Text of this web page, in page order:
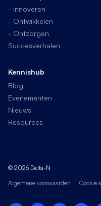
- Innoveren
- Ontwikkelen
- Ontzorgen
Succesverhalen
Kennishub
Blog
Evenementen
Nieuws
Resources
© 2026 Delta-N
Algemene voorwaarden
Cookie